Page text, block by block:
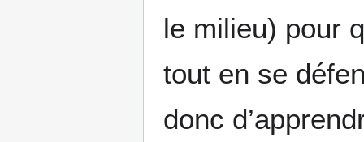
le milieu) pour
tout en se
donc